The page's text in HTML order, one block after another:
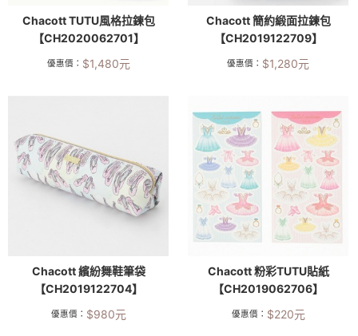
Chacott TUTU風格拉鍊包
【CH2020062701】
優惠價： $1,480元
Chacott 簡約緞面拉鍊包
【CH2019122709】
優惠價： $1,280元
Chacott 繽紛舞鞋筆袋
【CH2019122704】
優惠價： $980元
Chacott 粉彩TUTU貼紙
【CH2019062706】
優惠價： $220元